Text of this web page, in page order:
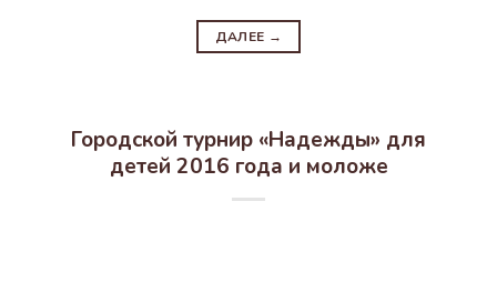
ДАЛЕЕ →
Городской турнир «Надежды» для
детей 2016 года и моложе